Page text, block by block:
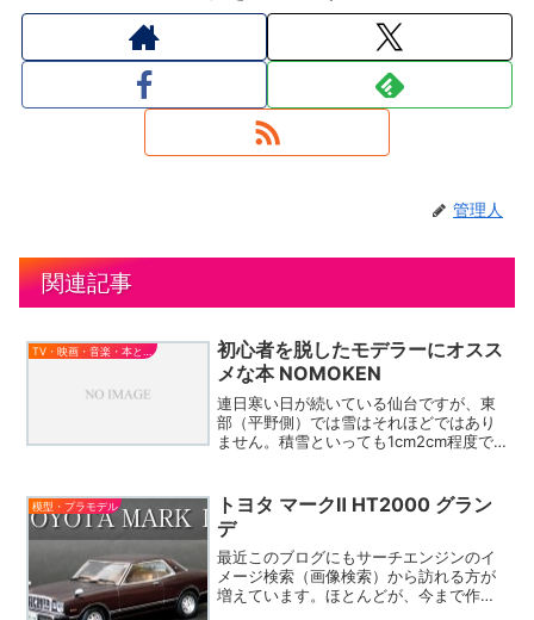
管理人
関連記事
TV・映画・音楽・本とか
初心者を脱したモデラーにオスス
メな本 NOMOKEN
連日寒い日が続いている仙台ですが、東
部（平野側）では雪はそれほどではあり
ません。積雪といっても1cm2cm程度で
では凍結して滑りやすくなっているので
注意が必要です。寒い...
模型・プラモデル
トヨタ マークⅡ HT2000 グラン
デ
最近このブログにもサーチエンジンのイ
メージ検索（画像検索）から訪れる方が
増えています。ほとんどが、今まで作っ